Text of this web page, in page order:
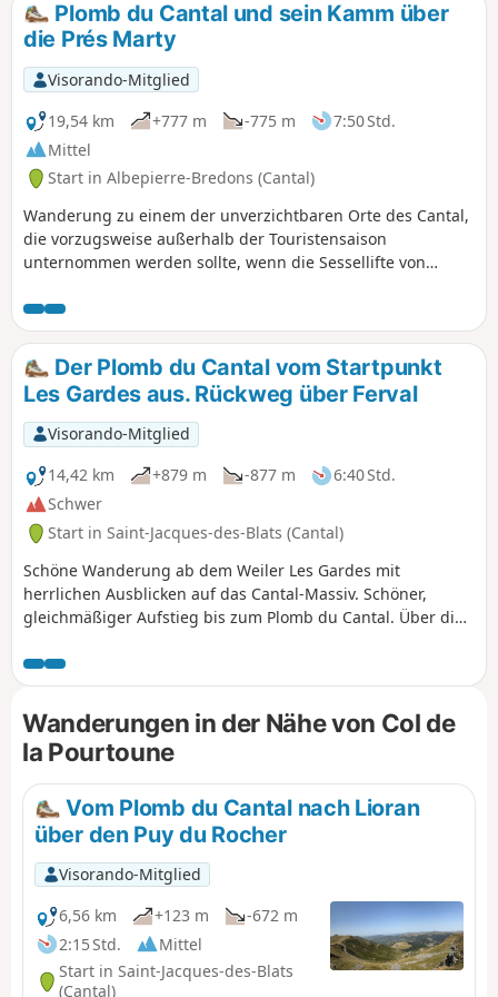
Plomb du Cantal und sein Kamm über
die Prés Marty
Visorando-Mitglied
19,54 km
+777 m -775 m
7:50 Std.
Mittel
Start in Albepierre-Bredons (Cantal)
Wanderung zu einem der unverzichtbaren Orte des Cantal,
die vorzugsweise außerhalb der Touristensaison
unternommen werden sollte, wenn die Sessellifte von
Sommerweiden auf den Prés Marty offenbart der Plomb du
Cantal herrliche Landschaften. Eine Hin- und
Rückwanderung auf dem Kamm bis zur Chapelle du Cantal
ermöglicht es, diese Höhenlagen in vollen Zügen zu
genießen.
Der Plomb du Cantal vom Startpunkt
Les Gardes aus. Rückweg über Ferval
Visorando-Mitglied
14,42 km
+879 m -877 m
6:40 Std.
Schwer
Start in Saint-Jacques-des-Blats (Cantal)
Schöne Wanderung ab dem Weiler Les Gardes mit
herrlichen Ausblicken auf das Cantal-Massiv. Schöner,
gleichmäßiger Aufstieg bis zum Plomb du Cantal. Über die
Wanderung führt durch die Almweiden, achten Sie auf die
Kühe, die von Mai bis in den Herbst hinein dort weiden.
Wanderungen in der Nähe von Col de
la Pourtoune
Vom Plomb du Cantal nach Lioran
über den Puy du Rocher
Visorando-Mitglied
6,56 km
+123 m
-672 m
2:15 Std.
Mittel
Start in Saint-Jacques-des-Blats
(Cantal)